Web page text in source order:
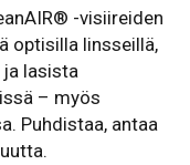
-visiireiden
optisilla linsseillä,
lasista
– myös
Puhdistaa, antaa